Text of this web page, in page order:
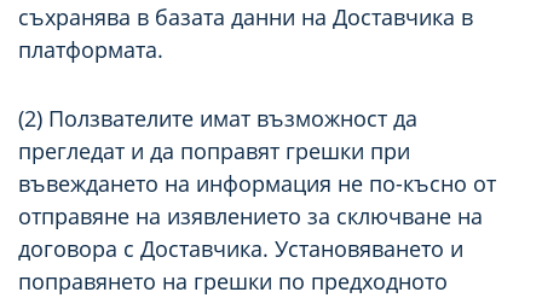
съхранява в базата данни на Доставчика в
платформата.
(2) Ползвателите имат възможност да
прегледат и да поправят грешки при
въвеждането на информация не по-късно от
отправяне на изявлението за сключване на
договора с Доставчика. Установяването и
поправянето на грешки по предходното